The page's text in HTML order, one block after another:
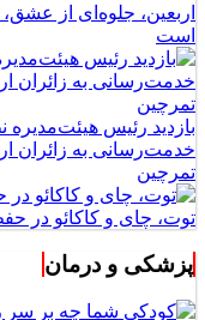
اربعین، جلوه‌ای از
است
بازدید رئیس هیئت‌مدیره
خدمت‌رسانی به زائران
تمرچین
توت، چای و کاکائو در
پزشکی و درمان